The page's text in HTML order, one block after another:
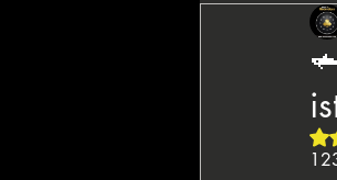
🐺 Wolf
🇪🇸 CNP